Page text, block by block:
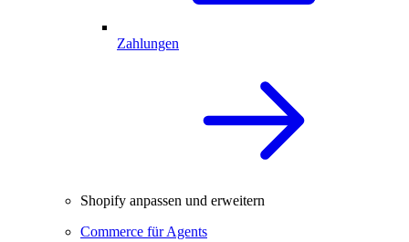
Zahlungen
Shopify anpassen und erweitern
Commerce für Agents